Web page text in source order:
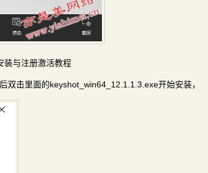
装与注册激活教程
击里面的keyshot_win64_12.1.1.3.exe开始安装，